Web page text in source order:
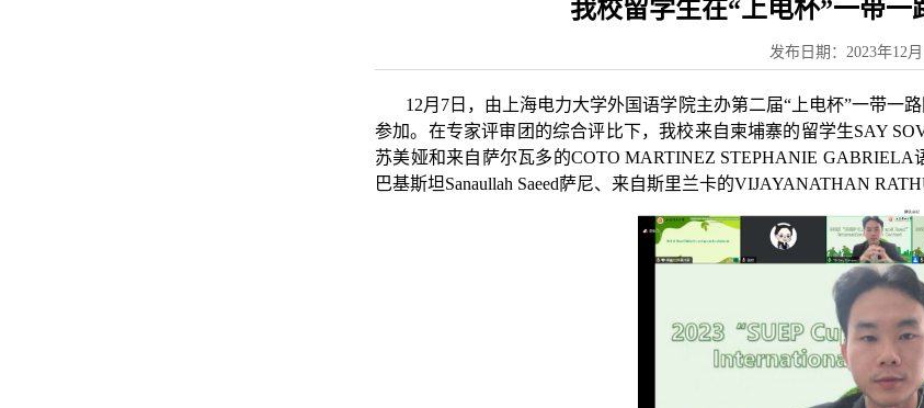
我校留学生在“上电杯”一带
发布日期：2023年12
12月7日，由上海电力大学外国语学院主办第二届“上电杯”一带一
参加。在专家评审团的综合评比下，我校来自柬埔寨的留学生SAY
苏美娅和来自萨尔瓦多的COTO MARTINEZ STEPHANIE
巴基斯坦Sanaullah Saeed萨尼、来自斯里兰卡的VIJAYANATHAN